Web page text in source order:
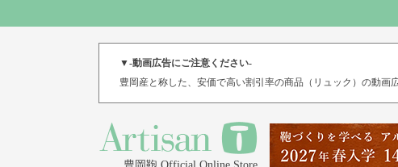
▼-動画広告にご注意ください-
豊岡産と称した、安価で高い割引率の商品（リュック）の動画
豊岡鞄 Official Online Store